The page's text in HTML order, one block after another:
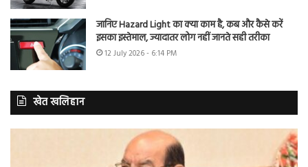
जानिए Hazard Light का क्या काम है, कब और कैसे करें
इसका इस्तेमाल, ज्यादातर लोग नहीं जानते सही तरीका
12 July 2026 - 6:14 PM
खेत खलिहान